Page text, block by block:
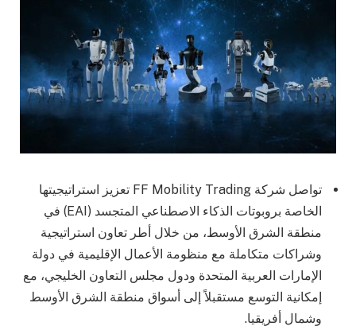
تواصل شركة FF Mobility Trading تعزيز استراتيجيتها
الخاصة بروبوتات الذكاء الاصطناعي المتجسد (EAI) في
منطقة الشرق الأوسط، من خلال أطر تعاون استراتيجية
وشراكات متكاملة مع منظومة الأعمال الإقليمية في دولة
الإمارات العربية المتحدة ودول مجلس التعاون الخليجي، مع
إمكانية التوسع مستقبلاً إلى أسواق منطقة الشرق الأوسط
وشمال أفريقيا.